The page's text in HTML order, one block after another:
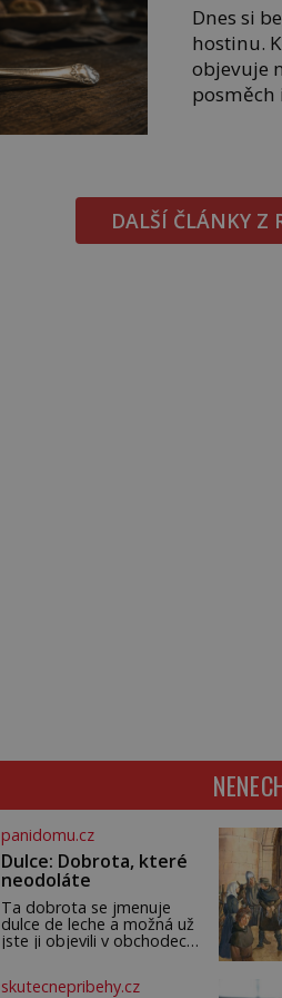
Dnes si
hostinu.
objevuje
posměch
součást
DALŠÍ ČLÁNKY Z
panidomu.cz
Dulce: Dobrota, které
neodoláte
Ta dobrota se jmenuje
dulce de leche a možná už
jste ji objevili v obchodech.
ještě lepší. Název je
skutecnepribehy.cz